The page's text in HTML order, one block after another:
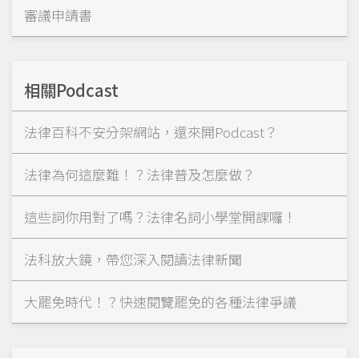
審議申請書
相關Podcast
法律百科不安分架網站，還來開Podcast？
法律為何這麼難！？法律普及怎麼做？
這些詞你用對了嗎？法律名詞小學堂開課囉！
法科放大鏡，帶您深入閱讀法律新聞
大罷免時代！？快速閱覽罷免的各種法律爭議